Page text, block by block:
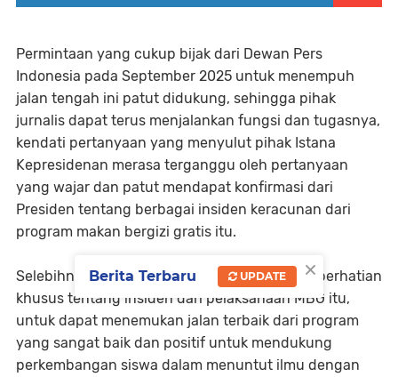
Permintaan yang cukup bijak dari Dewan Pers
Indonesia pada September 2025 untuk menempuh
jalan tengah ini patut didukung, sehingga pihak
jurnalis dapat terus menjalankan fungsi dan tugasnya,
kendati pertanyaan yang menyulut pihak Istana
Kepresidenan merasa terganggu oleh pertanyaan
yang wajar dan patut mendapat konfirmasi dari
Presiden tentang berbagai insiden keracunan dari
program makan bergizi gratis itu.
Selebihnya, pihak Istana pun dapat memberi perhatian
khusus tentang insiden dari pelaksanaan MBG itu,
untuk dapat menemukan jalan terbaik dari program
yang sangat baik dan positif untuk mendukung
perkembangan siswa dalam menuntut ilmu dengan
×
Berita Terbaru UPDATE